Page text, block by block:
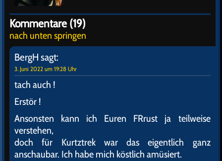
Kommentare (19)
nach unten springen
BergH sagt:
3. Juni 2022 um 19:28 Uhr
tach auch !
Erstör !
Ansonsten kann ich Euren FRrust ja teilweise
verstehen,
doch für Kurtztrek war das eigentlich ganz
anschaubar. Ich habe mich köstlich amüsiert.